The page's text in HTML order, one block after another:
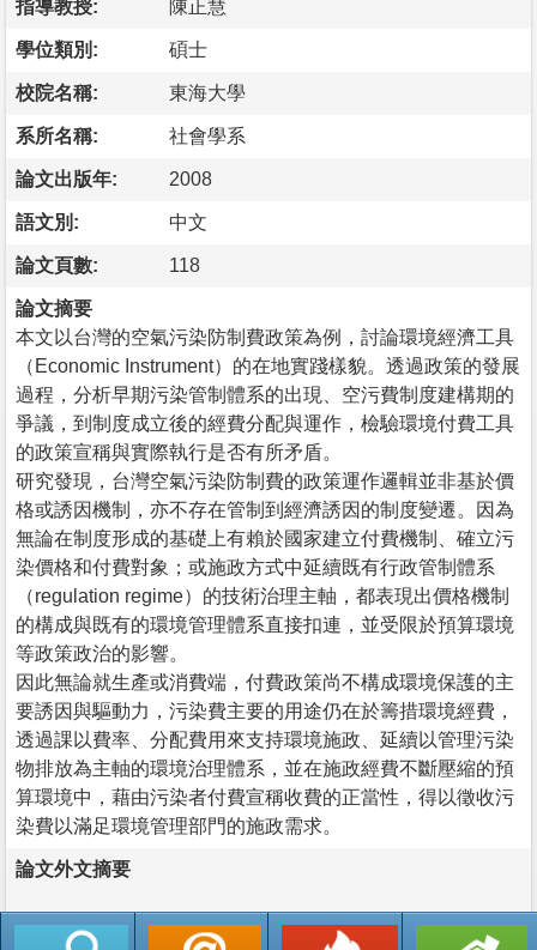
指導教授: 陳正慧
學位類別: 碩士
校院名稱: 東海大學
系所名稱: 社會學系
論文出版年: 2008
語文別: 中文
論文頁數: 118
論文摘要
本文以台灣的空氣污染防制費政策為例，討論環境經濟工具
（Economic Instrument）的在地實踐樣貌。透過政策的發展
過程，分析早期污染管制體系的出現、空污費制度建構期的
爭議，到制度成立後的經費分配與運作，檢驗環境付費工具
的政策宣稱與實際執行是否有所矛盾。
研究發現，台灣空氣污染防制費的政策運作邏輯並非基於價
格或誘因機制，亦不存在管制到經濟誘因的制度變遷。因為
無論在制度形成的基礎上有賴於國家建立付費機制、確立污
染價格和付費對象；或施政方式中延續既有行政管制體系
（regulation regime）的技術治理主軸，都表現出價格機制
的構成與既有的環境管理體系直接扣連，並受限於預算環境
等政策政治的影響。
因此無論就生產或消費端，付費政策尚不構成環境保護的主
要誘因與驅動力，污染費主要的用途仍在於籌措環境經費，
透過課以費率、分配費用來支持環境施政、延續以管理污染
物排放為主軸的環境治理體系，並在施政經費不斷壓縮的預
算環境中，藉由污染者付費宣稱收費的正當性，得以徵收污
染費以滿足環境管理部門的施政需求。
論文外文摘要